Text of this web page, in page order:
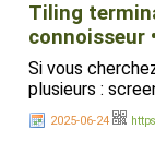
Tiling
connoisseur
Si vous
plusieurs :
2025-06-24